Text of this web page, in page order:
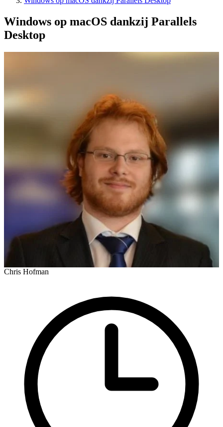
Windows op macOS dankzij Parallels
Desktop
Chris Hofman